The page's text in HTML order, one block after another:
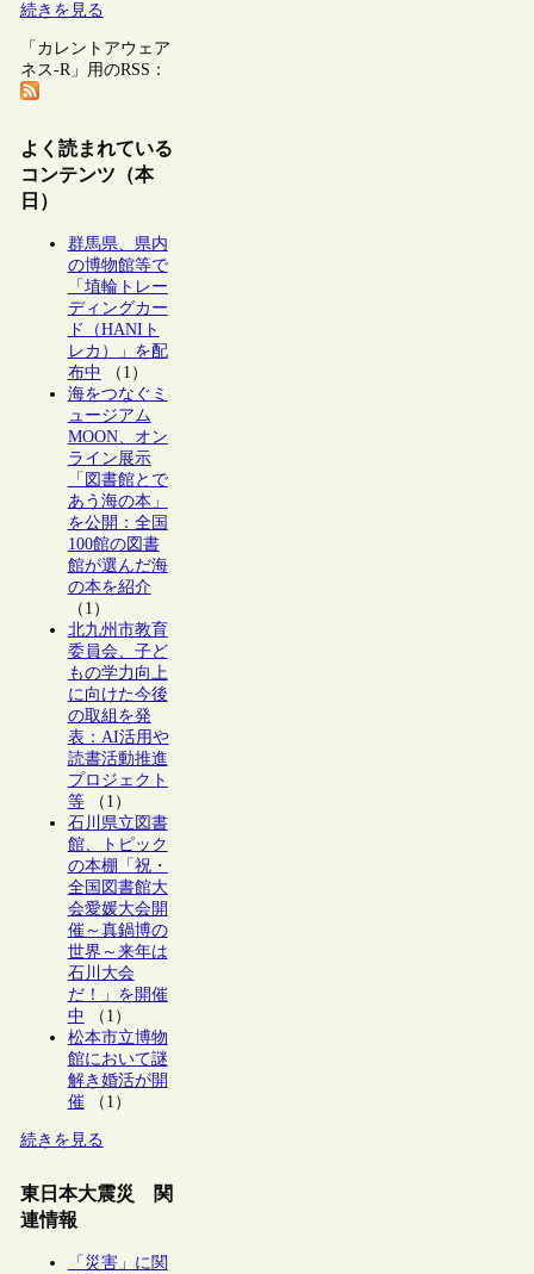
続きを見る
「カレントアウェア
ネス-R」用のRSS：
よく読まれている
コンテンツ（本
日）
群馬県、県内
の博物館等で
「埴輪トレー
ディングカー
ド（HANIト
レカ）」を配
布中 （1）
海をつなぐミ
ュージアム
MOON、オン
ライン展示
「図書館とで
あう海の本」
を公開：全国
100館の図書
館が選んだ海
の本を紹介
（1）
北九州市教育
委員会、子ど
もの学力向上
に向けた今後
の取組を発
表：AI活用や
読書活動推進
プロジェクト
等（1）
石川県立図書
館、トピック
の本棚「祝・
全国図書館大
会愛媛大会開
催～真鍋博の
世界～来年は
石川大会
だ！」を開催
中 （1）
松本市立博物
館において謎
解き婚活が開
催（1）
続きを見る
東日本大震災 関
連情報
「災害」に関